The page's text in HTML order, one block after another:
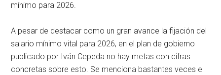
mínimo para 2026.
A pesar de destacar como un gran avance la fijación del
salario mínimo vital para 2026, en el plan de gobierno
publicado por Iván Cepeda no hay metas con cifras
concretas sobre esto. Se menciona bastantes veces el